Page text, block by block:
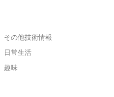
その他技術情報
日常生活
趣味